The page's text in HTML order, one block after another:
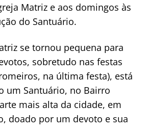
Matriz e aos domingos às
do Santuário.
se tornou pequena para
sobretudo nas festas
na última festa), está
um Santuário, no Bairro
mais alta da cidade, em
doado por um devoto e sua